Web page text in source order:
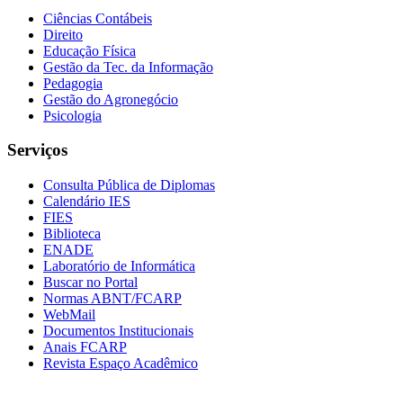
Ciências Contábeis
Direito
Educação Física
Gestão da Tec. da Informação
Pedagogia
Gestão do Agronegócio
Psicologia
Serviços
Consulta Pública de Diplomas
Calendário IES
FIES
Biblioteca
ENADE
Laboratório de Informática
Buscar no Portal
Normas ABNT/FCARP
WebMail
Documentos Institucionais
Anais FCARP
Revista Espaço Acadêmico